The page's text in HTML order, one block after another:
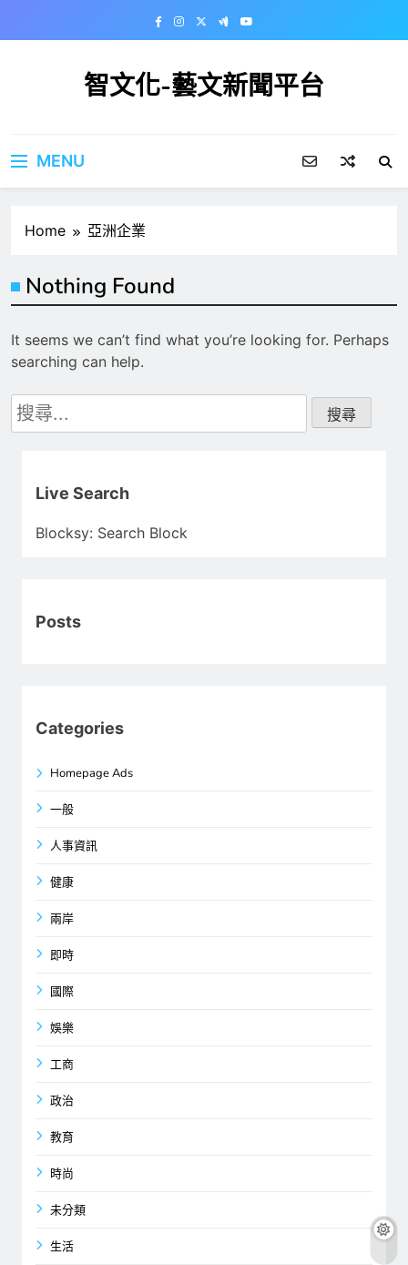
智文化-藝文新聞平台
MENU
Home 亞洲企業
Nothing Found
It seems we can’t find what you’re looking for. Perhaps
searching can help.
搜
尋
Live Search
Blocksy: Search Block
Posts
Categories
Homepage Ads
一般
人事資訊
健康
兩岸
即時
國際
娛樂
工商
政治
教育
時尚
未分類
生活